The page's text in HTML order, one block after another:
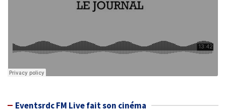
Eventsrdc FM Live fait son cinéma